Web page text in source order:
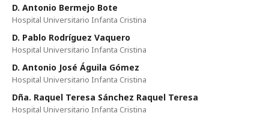
D. Antonio Bermejo Bote
Hospital Universitario Infanta Cristina
D. Pablo Rodríguez Vaquero
Hospital Universitario Infanta Cristina
D. Antonio José Águila Gómez
Hospital Universitario Infanta Cristina
Dña. Raquel Teresa Sánchez Raquel Teresa
Hospital Universitario Infanta Cristina